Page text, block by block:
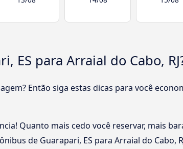
ES para Arraial do Cabo,
Então siga estas dicas para você
Quanto mais cedo você reservar, mais
de Guarapari, ES para Arraial do Cabo,